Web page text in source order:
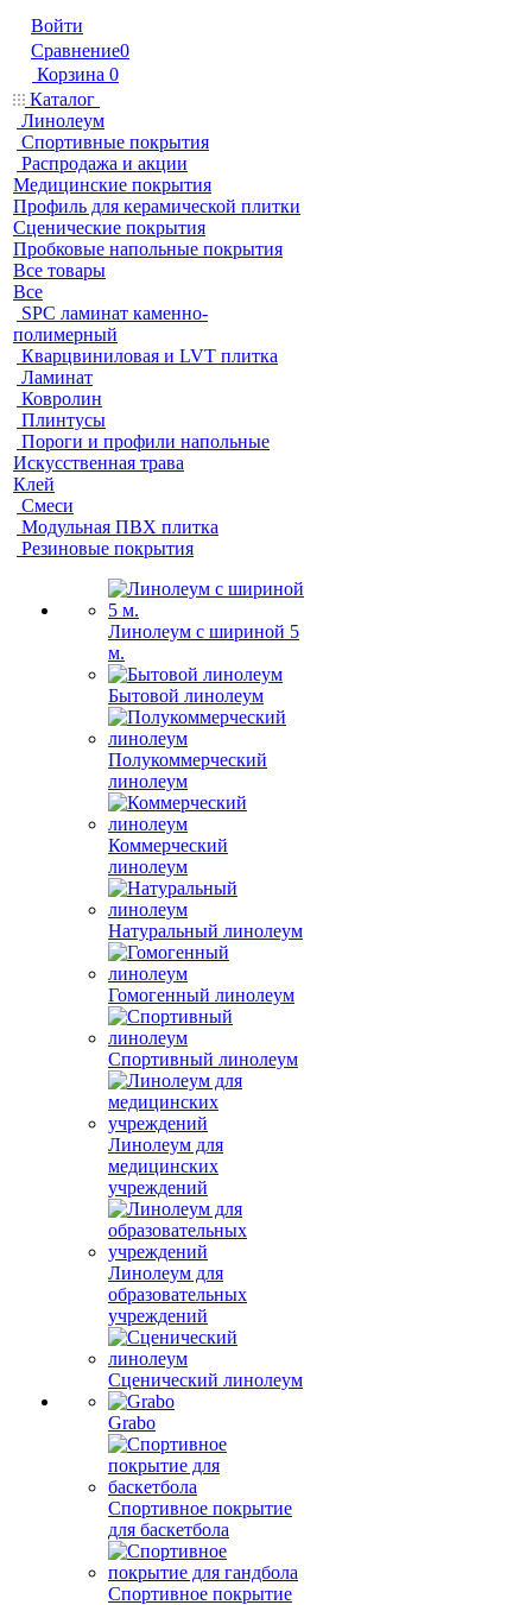
Войти
Сравнение0
Корзина 0
Каталог
Линолеум
Спортивные покрытия
Распродажа и акции
Медицинские покрытия
Профиль для керамической плитки
Сценические покрытия
Пробковые напольные покрытия
Все товары
Все
SPC ламинат каменно-
полимерный
Кварцвиниловая и LVT плитка
Ламинат
Ковролин
Плинтусы
Пороги и профили напольные
Искусственная трава
Клей
Смеси
Модульная ПВХ плитка
Резиновые покрытия
Линолеум с шириной 5
м.
Бытовой линолеум
Полукоммерческий
линолеум
Коммерческий
линолеум
Натуральный линолеум
Гомогенный линолеум
Спортивный линолеум
Линолеум для
медицинских
учреждений
Линолеум для
образовательных
учреждений
Сценический линолеум
Grabo
Спортивное покрытие
для баскетбола
Спортивное покрытие